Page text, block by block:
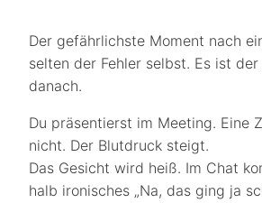
Der gefährlichste Moment nach
selten der Fehler selbst. Es ist
danach.
Du präsentierst im Meeting. Eine
nicht. Der Blutdruck steigt.
Das Gesicht wird heiß. Im Chat
halb ironisches „Na, das ging ja